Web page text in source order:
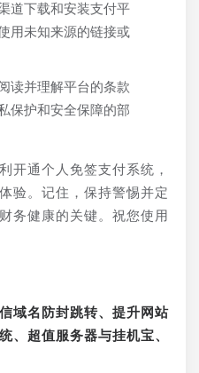
道下载和安装支付平
用未知来源的链接或
读并理解平台的条款
保护和安全保障的部
开通个人免签支付系统，
验。记住，保持警惕并定
务健康的关键。祝您使用
域名防封跳转、提升网站
、超值服务器与挂机宝、